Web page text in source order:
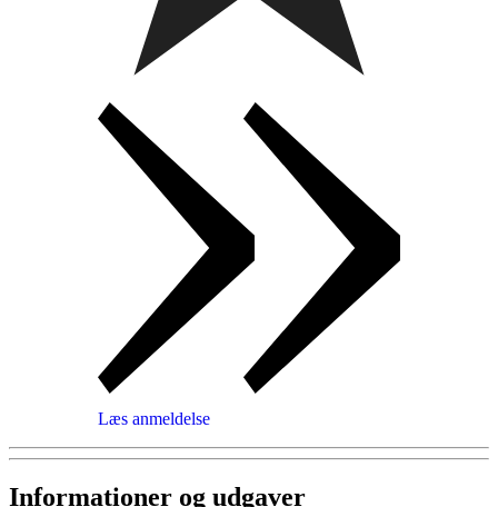
Læs anmeldelse
Informationer og udgaver